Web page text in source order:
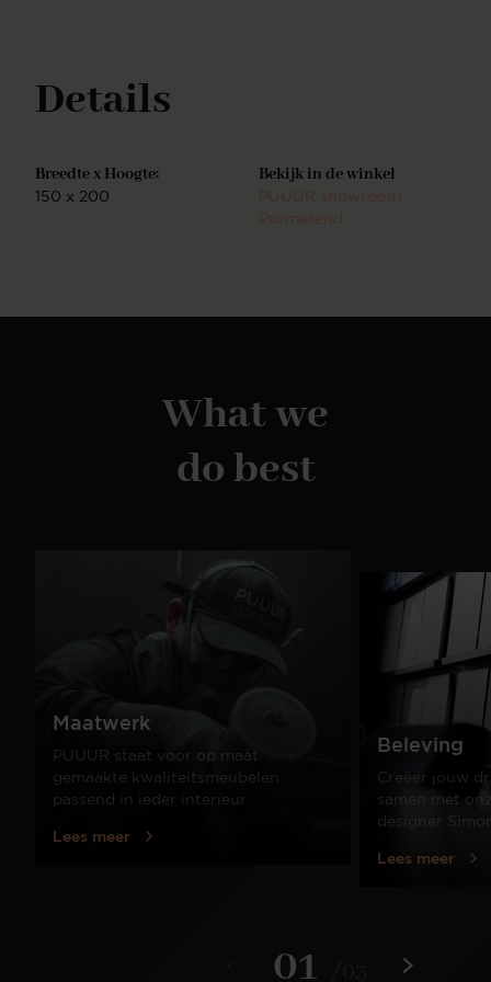
Details
Breedte x Hoogte:
150 x 200
Bekijk in de winkel
PUUUR showroom
Purmerend
What we
do best
01
Maatwerk
PUUUR staat voor op maat
gemaakte kwaliteitsmeubelen
passend in ieder interieur.
Lees meer
Beleving
Creëer jouw
samen met
designer
Lees meer